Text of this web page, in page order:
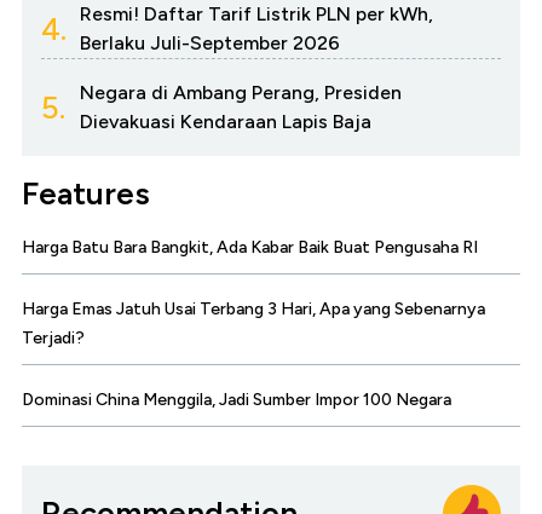
4.
Resmi! Daftar Tarif Listrik PLN per kWh,
Berlaku Juli-September 2026
5.
Negara di Ambang Perang, Presiden
Dievakuasi Kendaraan Lapis Baja
Features
Harga Batu Bara Bangkit, Ada Kabar Baik Buat Pengusaha RI
Harga Emas Jatuh Usai Terbang 3 Hari, Apa yang Sebenarnya
Terjadi?
Dominasi China Menggila, Jadi Sumber Impor 100 Negara